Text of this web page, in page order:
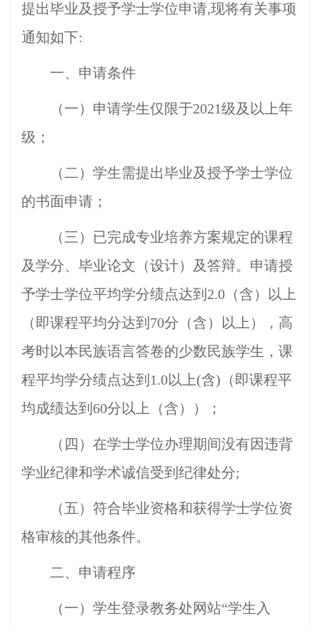
提出毕业及授予学士学位申请,现将有关事项
通知如下:
一、申请条件
（一）申请学生仅限于2021级及以上年
级；
（二）学生需提出毕业及授予学士学位
的书面申请；
（三）已完成专业培养方案规定的课程
及学分、毕业论文（设计）及答辩。申请授
予学士学位平均学分绩点达到2.0（含）以上
（即课程平均分达到70分（含）以上），高
考时以本民族语言答卷的少数民族学生，课
程平均学分绩点达到1.0以上(含) （ 即课程平
均成绩达到60分以上（含）
）；
（四）在学士学位办理期间没有因违背
学业纪律和学术诚信受到纪律处分;
（五）符合毕业资格和获得学士学位资
格审核的其他条件。
二、申请程序
（一）学生登录教务处网站“学生 入